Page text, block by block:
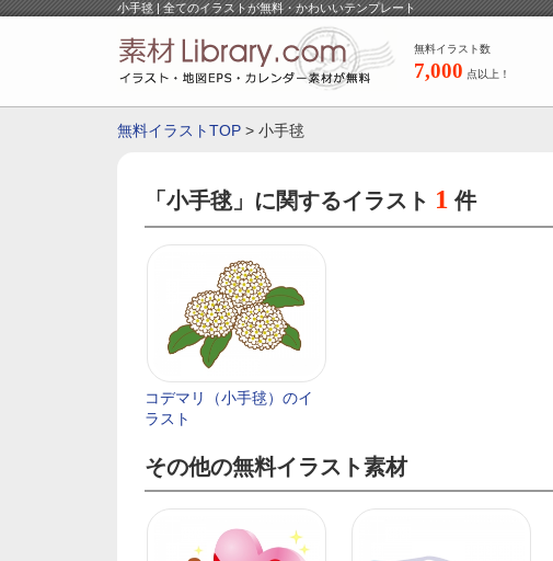
小手毬 | 全てのイラストが無料・かわいいテンプレート
無料イラスト数
7,000 点以上！
無料イラストTOP > 小手毬
「小手毬」に関するイラスト 1 件
コデマリ（小手毬）のイ
ラスト
その他の無料イラスト素材